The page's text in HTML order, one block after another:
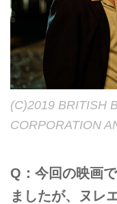
(C)2019 BRITISH
CORPORATION
Q：今回の映画
ましたが、ヌレ